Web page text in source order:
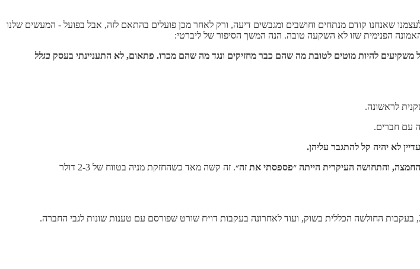
שאנחנו קודם מנתחים וחושבים ומגבשים דיעה, ורק לאחר מכן פועלים בהתאם לזה, אבל בפועל - המעשים שלנו
הפנימית שזו לא השקעה טובה. הנה המשך הסיפור של ליברטי:
משקיעים להיות מוטים לטובת מה שהם כבר מחזיקים ונגד מה שהם מכרו. פתאום, לא התעניינתי בעסק בגלל
לראשונה.
עם חברים.
לא יהיה קל להתגבר עליהן.
והתחושה העיקרית הייתה ״פספסתי את זה״
. זה קשה מאד כשהחזקת מניה בטווח של 2-3 דולר